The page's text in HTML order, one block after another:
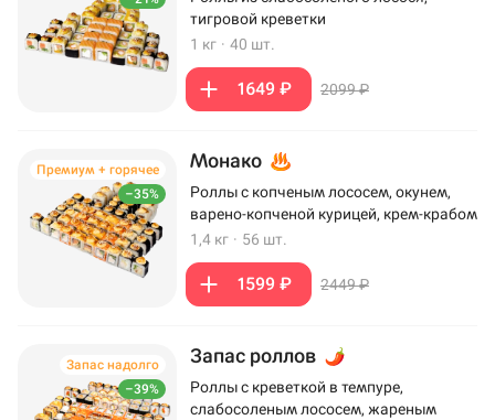
тигровой креветки
1 кг · 40 шт.
1649 ₽ 2099 ₽
–35%
Премиум + горячее Монако
Роллы с копченым лососем, окунем,
варено-копченой курицей, крем-крабом
1,4 кг · 56 шт.
1599 ₽ 2449 ₽
–39%
Запас надолго Запас роллов
Роллы с креветкой в темпуре,
слабосоленым лососем, жареным